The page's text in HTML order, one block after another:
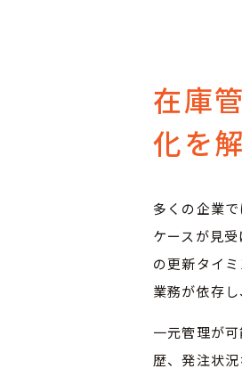
在庫
化を
多くの企業
ケースが見
の更新タイ
業務が依存
一元管理が
歴、発注状